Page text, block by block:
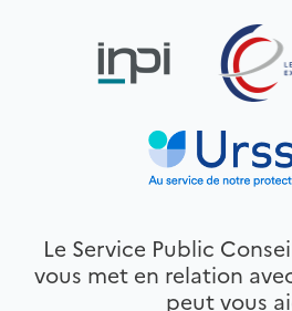
Le Service Public
vous met en relation
peut vous